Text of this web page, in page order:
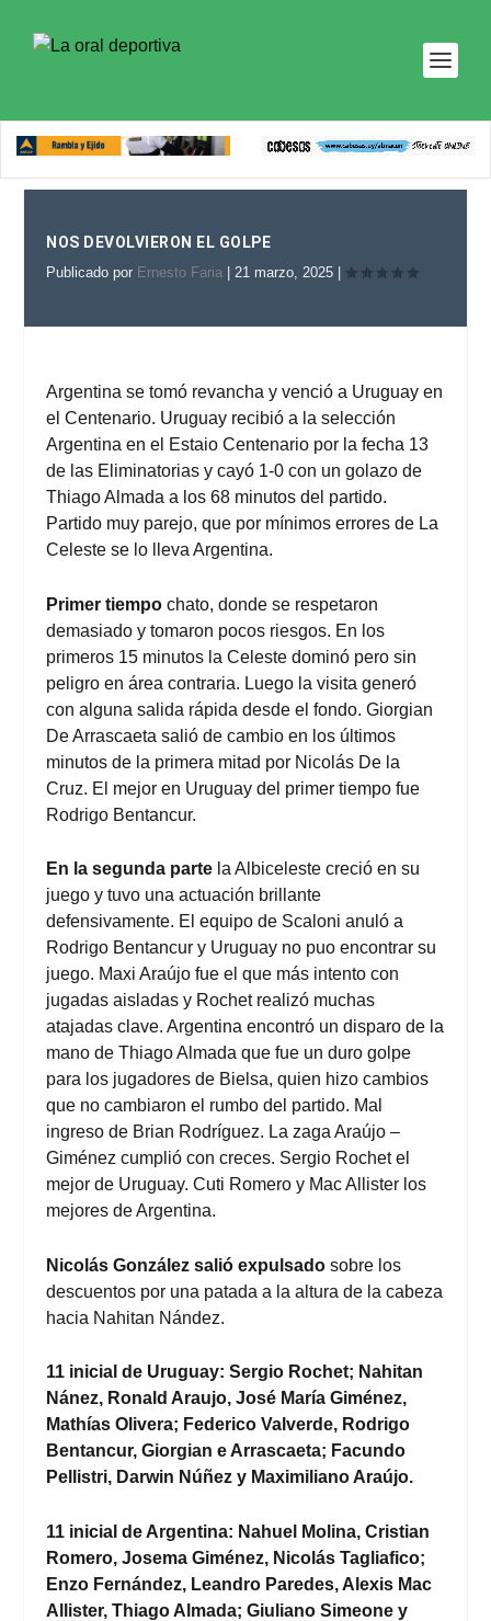
NOS DEVOLVIERON EL GOLPE
Publicado por Ernesto Faria |21 marzo, 2025
Argentina se tomó revancha y venció a Uruguay en
el Centenario. Uruguay recibió a la selección
Argentina en el Estaio Centenario por la fecha 13
de las Eliminatorias y cayó 1-0 con un golazo de
Thiago Almada a los 68 minutos del partido.
Partido muy parejo, que por mínimos errores de La
Celeste se lo lleva Argentina.
Primer tiempo chato, donde se respetaron
demasiado y tomaron pocos riesgos. En los
primeros 15 minutos la Celeste dominó pero sin
peligro en área contraria. Luego la visita generó
con alguna salida rápida desde el fondo. Giorgian
De Arrascaeta salió de cambio en los últimos
minutos de la primera mitad por Nicolás De la
Cruz. El mejor en Uruguay del primer tiempo fue
Rodrigo Bentancur.
En la segunda parte la Albiceleste creció en su
juego y tuvo una actuación brillante
defensivamente. El equipo de Scaloni anuló a
Rodrigo Bentancur y Uruguay no puo encontrar su
juego. Maxi Araújo fue el que más intento con
jugadas aisladas y Rochet realizó muchas
atajadas clave. Argentina encontró un disparo de la
mano de Thiago Almada que fue un duro golpe
para los jugadores de Bielsa, quien hizo cambios
que no cambiaron el rumbo del partido. Mal
ingreso de Brian Rodríguez. La zaga Araújo –
Giménez cumplió con creces. Sergio Rochet el
mejor de Uruguay. Cuti Romero y Mac Allister los
mejores de Argentina.
Nicolás González salió expulsado sobre los
descuentos por una patada a la altura de la cabeza
hacia Nahitan Nández.
11 inicial de Uruguay: Sergio Rochet; Nahitan
Nánez, Ronald Araujo, José María Giménez,
Mathías Olivera; Federico Valverde, Rodrigo
Bentancur, Giorgian e Arrascaeta; Facundo
Pellistri, Darwin Núñez y Maximiliano Araújo.
11 inicial de Argentina: Nahuel Molina, Cristian
Romero, Josema Giménez, Nicolás Tagliafico;
Enzo Fernández, Leandro Paredes, Alexis Mac
Allister, Thiago Almada; Giuliano Simeone y